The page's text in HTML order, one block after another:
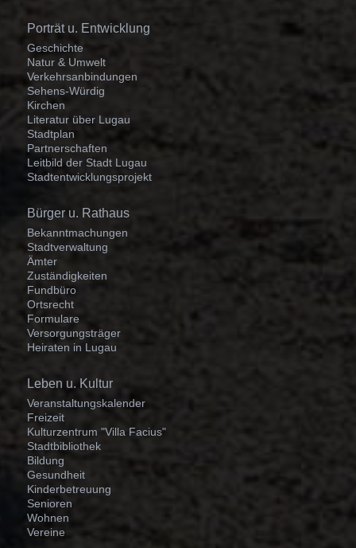
Navigation
überspringen
Porträt u. Entwicklung
Geschichte
Natur & Umwelt
Verkehrsanbindungen
Sehens-Würdig
Kirchen
Literatur über Lugau
Stadtplan
Partnerschaften
Leitbild der Stadt Lugau
Stadtentwicklungsprojekt
Navigation
überspringen
Bürger u. Rathaus
Bekanntmachungen
Stadtverwaltung
Ämter
Zuständigkeiten
Fundbüro
Ortsrecht
Formulare
Versorgungsträger
Heiraten in Lugau
Navigation
überspringen
Leben u. Kultur
Veranstaltungskalender
Freizeit
Kulturzentrum "Villa Facius"
Stadtbibliothek
Bildung
Gesundheit
Kinderbetreuung
Senioren
Wohnen
Vereine